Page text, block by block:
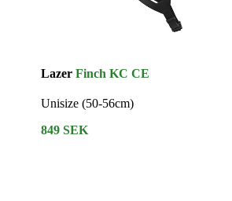
LazerFinch KC CE
Unisize (50-56cm)
849 SEK